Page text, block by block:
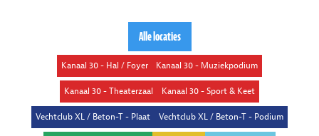
Alle locaties
Kanaal 30 - Hal / Foyer Kanaal 30 - Muziekpodium
Kanaal 30 - Theaterzaal Kanaal 30 - Sport & Keet
Vechtclub XL / Beton-T - Plaat Vechtclub XL / Beton-T - Podium